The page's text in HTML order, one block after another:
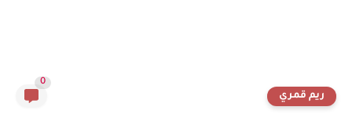
ريم قمري
0